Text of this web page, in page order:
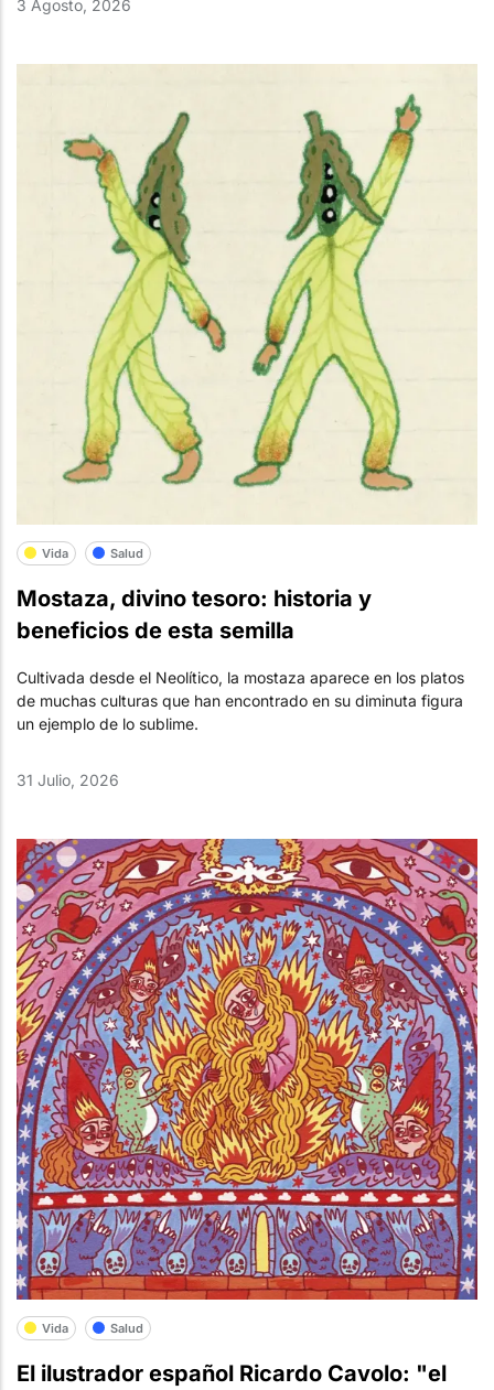
3 Agosto, 2026
Vida Salud
Mostaza, divino tesoro: historia y
beneficios de esta semilla
Cultivada desde el Neolítico, la mostaza aparece en los platos
de muchas culturas que han encontrado en su diminuta figura
un ejemplo de lo sublime.
31 Julio, 2026
Vida Salud
El ilustrador español Ricardo Cavolo: "el